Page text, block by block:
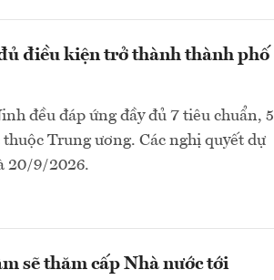
điều kiện trở thành thành phố
đều đáp ứng đầy đủ 7 tiêu chuẩn, 5
Trung ương. Các nghị quyết dự
20/9/2026.
sẽ thăm cấp Nhà nước tới